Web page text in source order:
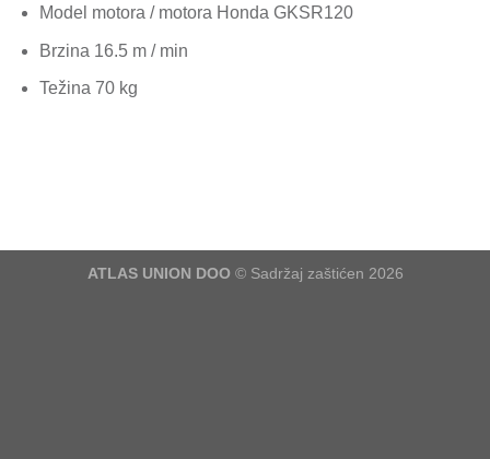
Model motora / motora Honda GKSR120
Brzina 16.5 m / min
Težina 70 kg
ATLAS UNION DOO © Sadržaj zaštićen 2026